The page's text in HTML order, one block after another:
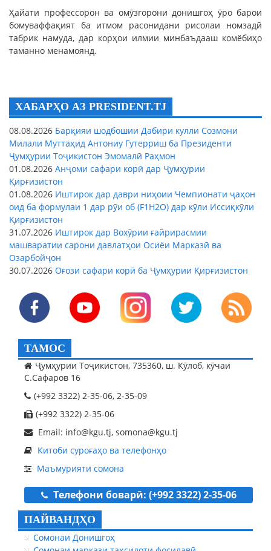
Ҳайати профессорон ва омӯзгорони донишгоҳ ӯро барои
бомуваффақият ба итмом расонидани рисолаи номзадӣ
табрик намуда, дар корҳои илмии минбаъдааш комёбиҳо
таманно менамоянд.
ХАБАРҲО АЗ PRESIDENT.TJ
08.08.2026 Барқияи шодбошии Дабири кулли Созмони
Милали Муттаҳид Антониу Гутерриш ба Президенти
Ҷумҳурии Тоҷикистон Эмомалӣ Раҳмон
01.08.2026 Анҷоми сафари корӣ дар Ҷумҳурии
Қирғизистон
01.08.2026 Иштирок дар даври ниҳоии Чемпионати ҷаҳон
оид ба формулаи 1 дар рӯи об (F1H2O) дар кӯли Иссиқкӯли
Қирғизистон
31.07.2026 Иштирок дар Вохӯрии ғайрирасмии
машваратии сарони давлатҳои Осиёи Марказӣ ва
Озарбойҷон
30.07.2026 Оғози сафари корӣ ба Ҷумҳурии Қирғизистон
ТАМОС
Ҷумҳурии Тоҷикистон, 735360, ш. Кӯлоб, кӯчаи
С.Сафаров 16
(+992 3322) 2-35-06, 2-35-09
(+992 3322) 2-35-06
Email: info@kgu.tj, somona@kgu.tj
Китоби суроғаҳо ва телефонҳо
Маъмурияти сомона
Телефони боварӣ: (+992 3322) 2-35-06
ПАЙВАНДҲО
Сомонаи Донишгоҳ